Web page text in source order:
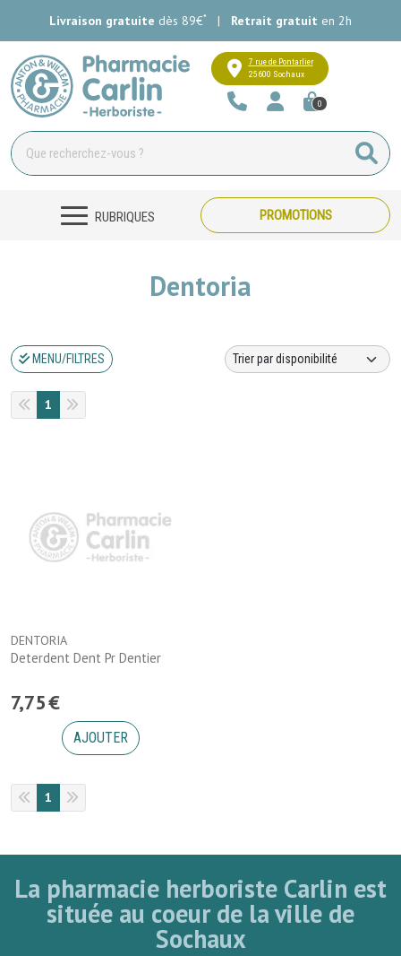
Livraison gratuite dès 89€* | Retrait gratuit en 2h
Pharmacie Carlin Votre
7 rue de Pontarlier
25600 Sochaux
0
RUBRIQUES PROMOTIONS
Dentoria
MENU/FILTRES
1
DENTORIA
Deterdent Dent Pr Dentier
7,75€
AJOUTER
1
La pharmacie herboriste Carlin est
située au coeur de la ville de
Sochaux